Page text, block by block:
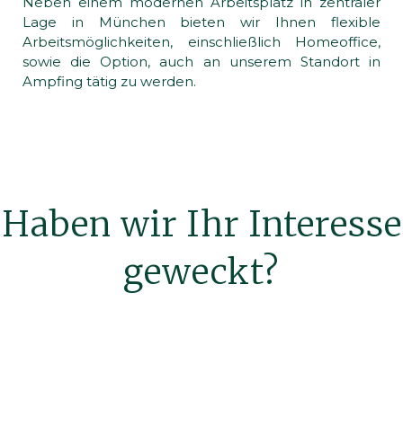
Lage in München bieten wir Ihnen flexible
Arbeitsmöglichkeiten, einschließlich Homeoffice,
sowie die Option, auch an unserem Standort in
Ampfing tätig zu werden.
Haben wir Ihr Interesse
geweckt?